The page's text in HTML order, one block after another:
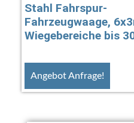
Stahl Fahrspur-
Fahrzeugwaage,
Wiegebereiche bis
Angebot Anfrage!